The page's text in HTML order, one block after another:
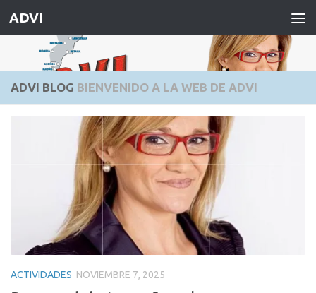
Saltar al contenido
ADVI
ADVI BLOG BIENVENIDO A LA WEB DE ADVI
ACTIVIDADES NOVIEMBRE 7, 2025